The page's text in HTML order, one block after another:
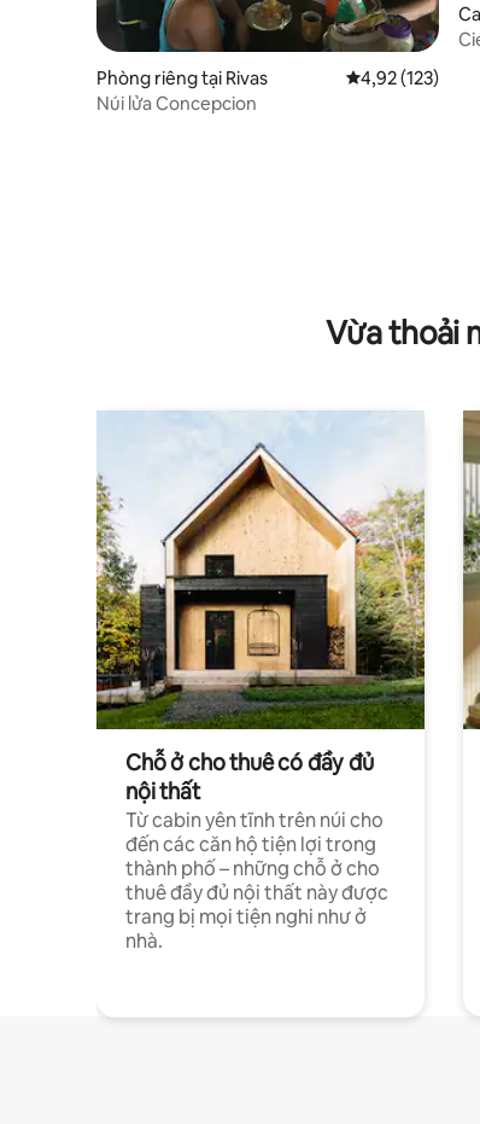
Phòng riêng tại Rivas Xếp hạng trung
4,92 (123)
Núi lửa Concepcion
Vừa thoải
Chỗ ở cho thuê có đầy đủ
nội thất
Từ cabin yên tĩnh trên núi cho
đến các căn hộ tiện lợi trong
thành phố – những chỗ ở cho
thuê đầy đủ nội thất này được
trang bị mọi tiện nghi như ở
nhà.